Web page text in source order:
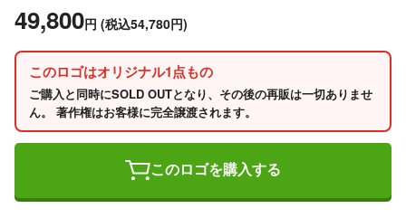
49,800円 (税込54,780円)
このロゴはオリジナル1点もの
ご購入と同時にSOLD OUTとなり、その後の再販は一切ありませ
ん。 著作権はお客様に完全譲渡されます。
このロゴを購入する